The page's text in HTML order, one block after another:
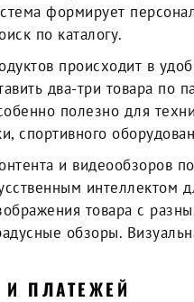
формирует
по каталогу.
происходит в
два-три товара по
полезно для
спортивного
и видеообзоров
интеллектом
товара с
обзоры.
ПЛАТЕЖЕЙ